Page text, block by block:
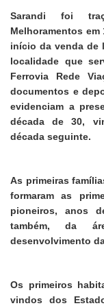
Sarandi foi
Melhoramentos em
início da venda de
localidade que
Ferrovia Rede
documentos e
evidenciam a
década de 30,
década seguinte.
As primeiras
formaram as
pioneiros, anos
também, da
desenvolvimento
Os primeiros
vindos dos